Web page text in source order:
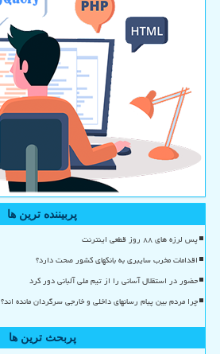
پربیننده ترین ها
پس لرزه های ۸۸ روز قطعی اینترنت
اقدامات مخرب سایبری به بانکهای کشور صحت دارد؟
حضور در استقلال آسانی را از تیم ملی آلبانی دور کرد
چرا مردم بین پیام رسانهای داخلی و خارجی سرگردان مانده اند؟
پربحث ترین ها